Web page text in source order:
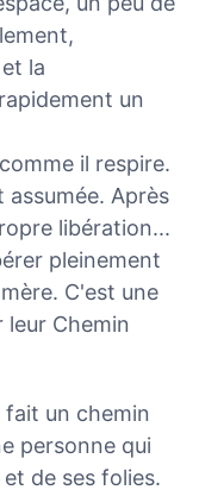
la
un
il respire.
Après
libération...
pleinement
C'est une
leur Chemin
fait un chemin
personne qui
de ses folies.